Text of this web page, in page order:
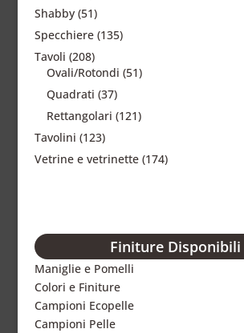
Shabby (51)
Specchiere (135)
Tavoli (208)
Ovali/Rotondi (51)
Quadrati (37)
Rettangolari (121)
Tavolini (123)
Vetrine e vetrinette (174)
Finiture Disponibili
Maniglie e Pomelli
Colori e Finiture
Campioni Ecopelle
Campioni Pelle